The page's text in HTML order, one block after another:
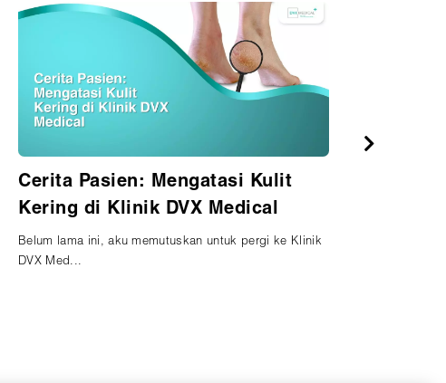
Cerita Pasien: Treatment Kulit
Berjerawat di DVX Medical
Memiliki kulit berjerawat bisa menjadi masalah yang
membuat ...